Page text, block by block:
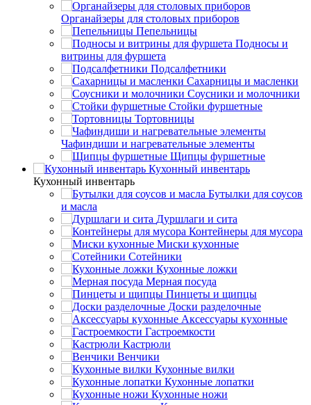
Органайзеры для столовых приборов
Пепельницы
Подносы и
витрины для фуршета
Подсалфетники
Сахарницы и масленки
Соусники и молочники
Стойки фуршетные
Тортовницы
Чафиндиши и нагревательные элементы
Щипцы фуршетные
Кухонный инвентарь
Кухонный инвентарь
Бутылки для соусов
и масла
Дуршлаги и сита
Контейнеры для мусора
Миски кухонные
Сотейники
Кухонные ложки
Мерная посуда
Пинцеты и щипцы
Доски разделочные
Аксессуары кухонные
Гастроемкости
Кастрюли
Венчики
Кухонные вилки
Кухонные лопатки
Кухонные ножи